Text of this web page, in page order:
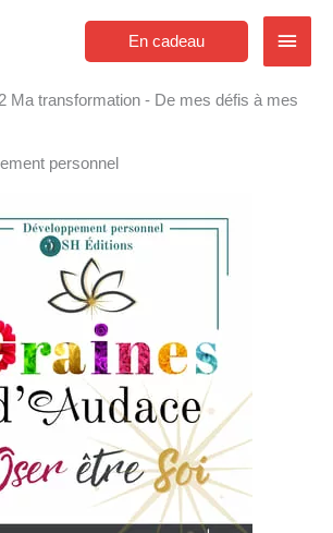
Menu
En cadeau
Ma transformation - De mes défis à mes
personnel